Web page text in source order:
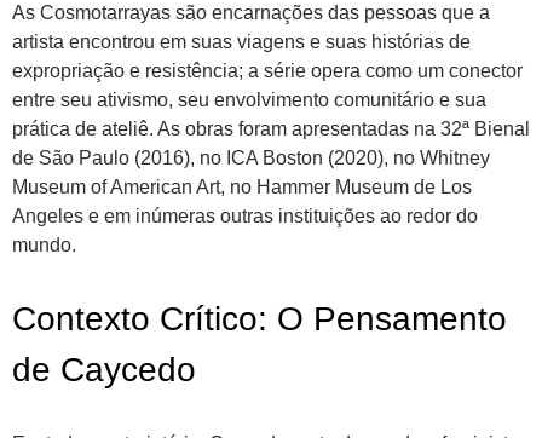
As Cosmotarrayas são encarnações das pessoas que a
artista encontrou em suas viagens e suas histórias de
expropriação e resistência; a série opera como um conector
entre seu ativismo, seu envolvimento comunitário e sua
prática de ateliê. As obras foram apresentadas na 32ª Bienal
de São Paulo (2016), no ICA Boston (2020), no Whitney
Museum of American Art, no Hammer Museum de Los
Angeles e em inúmeras outras instituições ao redor do
mundo.
Contexto Crítico: O Pensamento
de Caycedo